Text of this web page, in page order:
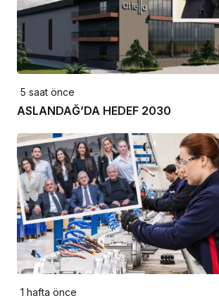
5 saat önce
ASLANDAĞ’DA HEDEF 2030
1 hafta önce